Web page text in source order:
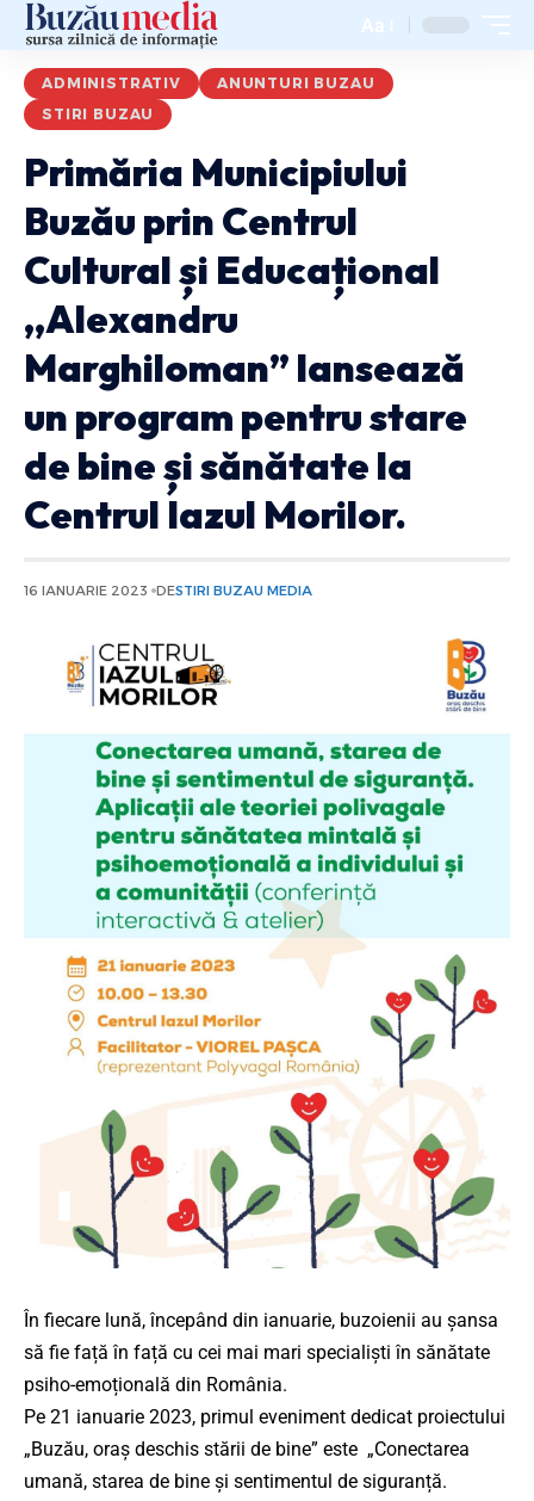
Aa
ADMINISTRATIV
ANUNTURI BUZAU
STIRI BUZAU
Primăria Municipiului
Buzău prin Centrul
Cultural și Educațional
,,Alexandru
Marghiloman” lansează
un program pentru stare
de bine și sănătate la
Centrul Iazul Morilor.
16 IANUARIE 2023 DESTIRI BUZAU MEDIA
În fiecare lună, începând din ianuarie, buzoienii au șansa
să fie față în față cu cei mai mari specialiști în sănătate
psiho-emoțională din România.
Pe 21 ianuarie 2023, primul eveniment dedicat proiectului
„Buzău, oraș deschis stării de bine” este „Conectarea
umană, starea de bine și sentimentul de siguranță.